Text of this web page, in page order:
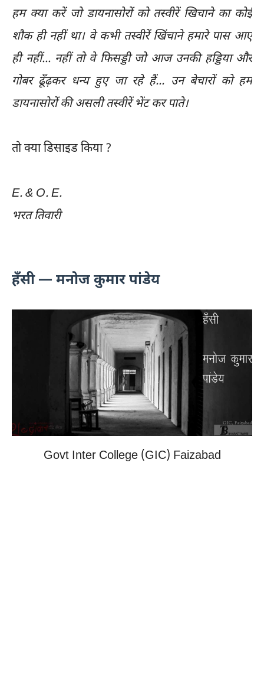
हम क्या करें जो डायनासोरों को तस्वीरें खिचाने का कोई
शौक ही नहीं था। वे कभी तस्वीरें खिंचाने हमारे पास आए
ही नहीं... नहीं तो वे फिसड्डी जो आज उनकी हड्डिया और
गोबर ढूँढ़कर धन्य हुए जा रहे हैं... उन बेचारों को हम
डायनासोरों की असली तस्वीरें भेंट कर पाते।
तो क्या डिसाइड किया ?
E. & O. E.
भरत तिवारी
हँसी — मनोज कुमार पांडेय
Govt Inter College (GIC) Faizabad